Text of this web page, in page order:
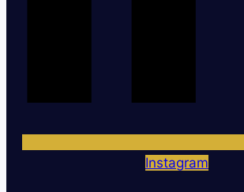
Instagram